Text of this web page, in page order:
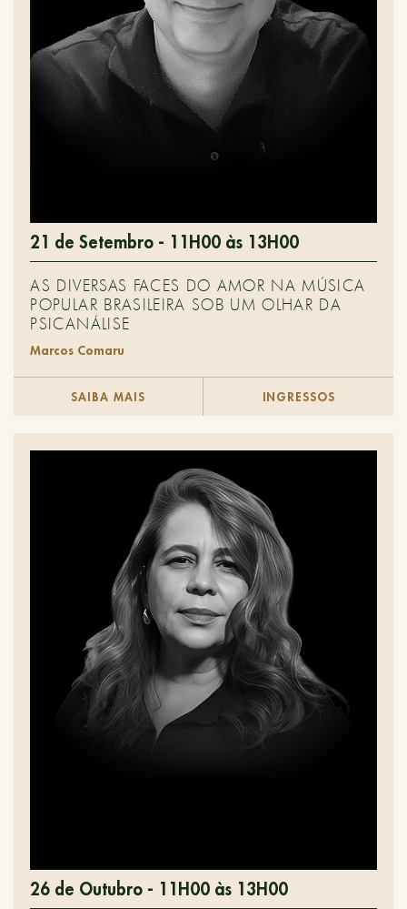
21 de Setembro - 11H00 às 13H00
AS DIVERSAS FACES DO AMOR NA MÚSICA
POPULAR BRASILEIRA SOB UM OLHAR DA
PSICANÁLISE
Marcos Comaru
SAIBA MAIS INGRESSOS
26 de Outubro - 11H00 às 13H00